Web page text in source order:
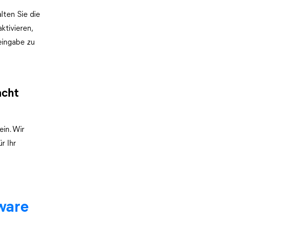
Sie die
zu
Wir
Ihr